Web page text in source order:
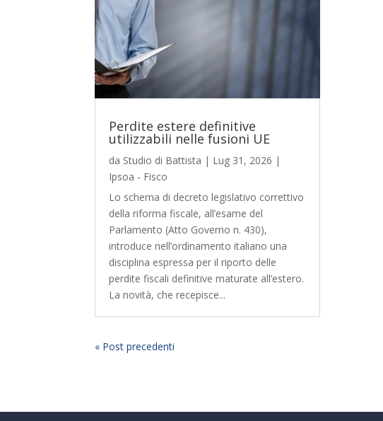
Perdite estere definitive
utilizzabili nelle fusioni UE
da Studio di Battista | Lug 31, 2026 |
Ipsoa - Fisco
Lo schema di decreto legislativo correttivo
della riforma fiscale, all’esame del
Parlamento (Atto Governo n. 430),
introduce nell’ordinamento italiano una
disciplina espressa per il riporto delle
perdite fiscali definitive maturate all’estero.
La novità, che recepisce...
« Post precedenti